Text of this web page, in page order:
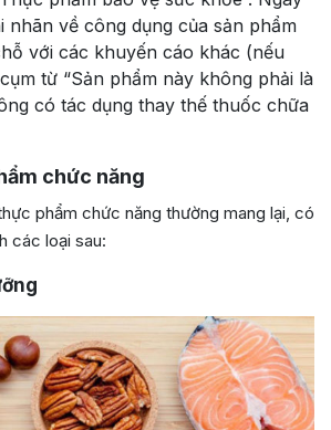
nhãn về công dụng của sản phẩm
với các khuyến cáo khác (nếu
từ “Sản phẩm này không phải là
có tác dụng thay thế thuốc chữa
chức năng
phẩm chức năng thường mang lại, có
các loại sau: